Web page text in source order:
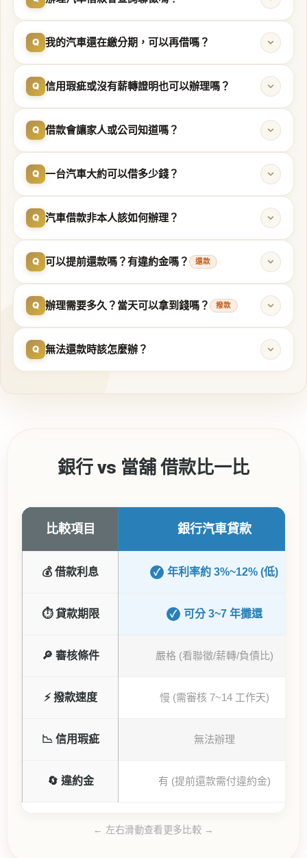
Q 我的汽車還在繳分期，可以再借嗎？
Q 信用瑕疵或沒有薪轉證明也可以辦理嗎？
Q 借款會讓家人或公司知道嗎？
Q 一台汽車大約可以借多少錢？
Q 汽車借款非本人該如何辦理？
Q 可以提前還款嗎？有違約金嗎？ 還款
Q 辦理需要多久？當天可以拿到錢嗎？ 撥款
Q 無法還款時該怎麼辦？
銀行 vs 當舖 借款比一比
比較項目 銀行汽車貸款
💰 借款利息 ✓ 年利率約 3%~12% (低)
⏱ 貸款期限 ✓ 可分 3~7 年攤還
🔎 審核條件 嚴格 (看聯徵/薪轉/負債比)
⚡ 撥款速度 慢 (需審核 7~14 工作天)
📉 信用瑕疵 無法辦理
🔄 違約金 有 (提前還款需付違約金)
← 左右滑動查看更多比較 →